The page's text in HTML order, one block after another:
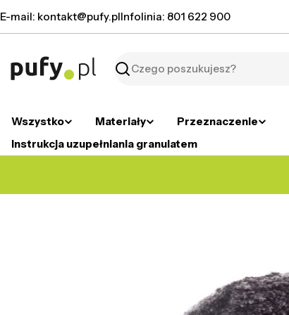
do
E-mail: kontakt@pufy.plInfolinia: 801 622 900
Szukaj
Wszystko Materiały Przeznaczenie
Instrukcja uzupełniania granulatem